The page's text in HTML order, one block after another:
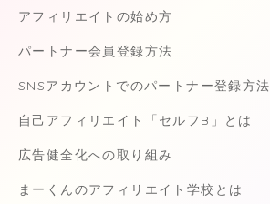
アフィリエイトの始め方
パートナー会員登録方法
SNSアカウントでのパートナー登録方法
自己アフィリエイト「セルフB」とは
広告健全化への取り組み
まーくんのアフィリエイト学校とは